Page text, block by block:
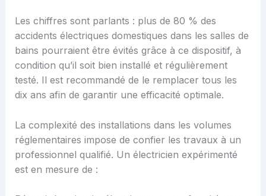
Les chiffres sont parlants : plus de 80 % des
accidents électriques domestiques dans les salles de
bains pourraient être évités grâce à ce dispositif, à
condition qu’il soit bien installé et régulièrement
testé. Il est recommandé de le remplacer tous les
dix ans afin de garantir une efficacité optimale.
La complexité des installations dans les volumes
réglementaires impose de confier les travaux à un
professionnel qualifié. Un électricien expérimenté
est en mesure de :